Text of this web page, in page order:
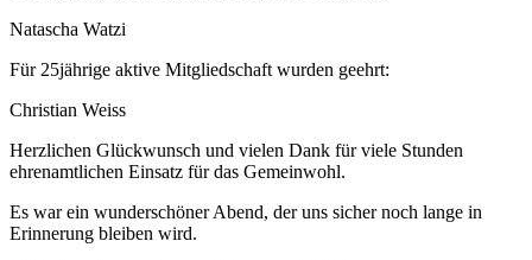
Natascha Watzi
Für 25jährige aktive Mitgliedschaft wurden geehrt:
Christian Weiss
Herzlichen Glückwunsch und vielen Dank für viele Stunden
ehrenamtlichen Einsatz für das Gemeinwohl.
Es war ein wunderschöner Abend, der uns sicher noch lange in
Erinnerung bleiben wird.